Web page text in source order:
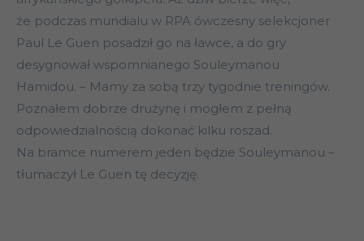
że podczas mundialu w RPA ówczesny selekcjoner
Paul Le Guen posadził go na ławce, a do gry
desygnował wspomnianego Souleymanou
Hamidou. – Mamy za sobą trzy tygodnie treningów.
Poznałem dobrze drużynę i mogłem z pełną
odpowiedzialnością dokonać kilku roszad.
Na bramce numerem jeden będzie Souleymanou –
tłumaczył Le Guen tę decyzję.